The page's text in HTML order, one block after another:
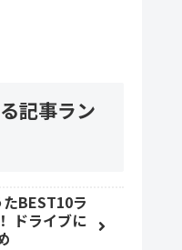
記事ラン
BEST10ラ
ドライブに